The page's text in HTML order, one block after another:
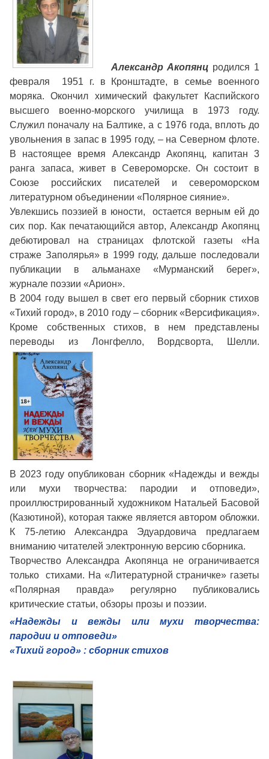
Александр Акопянц родился 1
февраля 1951 г. в Кронштадте, в семье военного
моряка. Окончил химический факультет Каспийского
высшего военно-морского училища в 1973 году.
Служил поначалу на Балтике, а с 1976 года, вплоть до
увольнения в запас в 1995 году, – на Северном флоте.
В настоящее время Александр Акопянц, капитан 3
ранга запаса, живет в Североморске. Он состоит в
Союзе российских писателей и североморском
литературном объединении «Полярное сияние».
Увлекшись поэзией в юности, остается верным ей до
сих пор. Как печатающийся автор, Александр Акопянц
дебютировал на страницах флотской газеты «На
страже Заполярья» в 1999 году, дальше последовали
публикации в альманахе «Мурманский берег»,
журнале поэзии «Арион».
В 2004 году вышел в свет его первый сборник стихов
«Тихий город», в 2010 году – сборник «Версификация».
Кроме собственных стихов, в нем представлены
переводы из Лонгфелло, Вордсворта, Шелли.
В 2023 году опубликован сборник «Надежды и вежды
или мухи творчества: пародии и отповеди»,
проиллюстрированный художником Натальей Басовой
(Казютиной), которая также является автором обложки.
К 75-летию Александра Эдуардовича предлагаем
вниманию читателей электронную версию сборника.
Творчество Александра Акопянца не ограничивается
только стихами. На «Литературной страничке» газеты
«Полярная правда» регулярно публиковались
критические статьи, обзоры прозы и поэзии.
«Надежды и вежды или мухи творчества:
пародии и отповеди»
«Тихий город» : сборник стихов